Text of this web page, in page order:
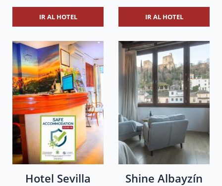
IR AL HOTEL IR AL HOTEL
Hotel Sevilla Shine Albayzín